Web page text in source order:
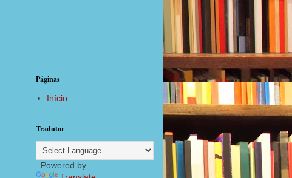
Páginas
Início
Tradutor
Powered by